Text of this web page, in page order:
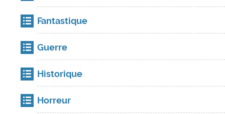
Fantastique
Guerre
Historique
Horreur